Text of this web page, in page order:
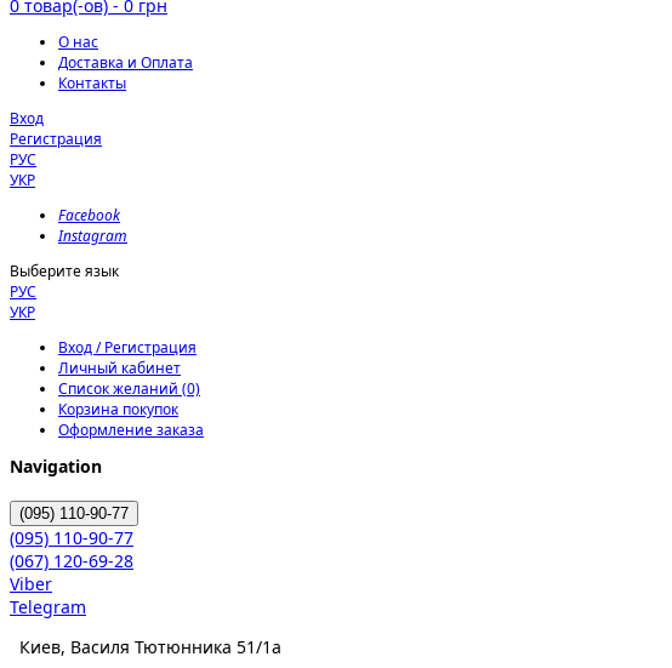
0 товар(-ов) - 0 грн
О нас
Доставка и Оплата
Контакты
Вход
Регистрация
РУС
УКР
Facebook
Instagram
Выберите язык
РУС
УКР
Вход / Регистрация
Личный кабинет
Список желаний (0)
Корзина покупок
Оформление заказа
Navigation
(095) 110-90-77
(095) 110-90-77
(067) 120-69-28
Viber
Telegram
Киев, Василя Тютюнника 51/1а